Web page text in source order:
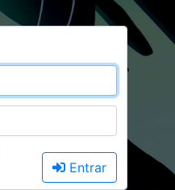
Entrar